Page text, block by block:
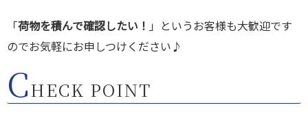
「荷物を積んで確認したい！ 」というお客様も大歓迎です
のでお気軽にお申しつけください♪
CHECK POINT